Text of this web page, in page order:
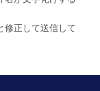
修正して送信して